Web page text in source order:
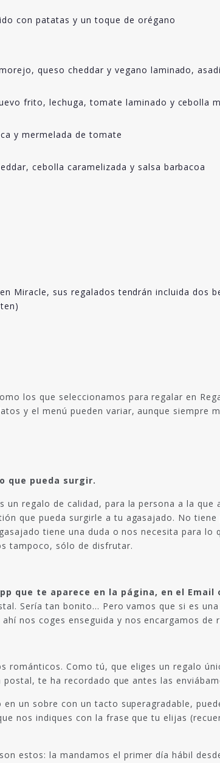
con patatas y un toque de orégano
queso cheddar y vegano laminado,
frito, lechuga, tomate laminado y cebolla
y mermelada de tomate
cebolla caramelizada y salsa barbacoa
Miracle, sus regalados tendrán incluida dos
los que seleccionamos para regalar en
y el menú pueden variar, aunque siempre
que pueda surgir.
un regalo de calidad, para la persona a la
que pueda surgirle a tu agasajado. No
tiene una duda o nos necesita para
tampoco, sólo de disfrutar.
que te aparece en la página, en el Email
Sería tan bonito… Pero vamos que si es
nos coges enseguida y nos encargamos
románticos. Como tú, que eliges un regalo
te ha recordado que antes las
un sobre con un tacto superagradable,
nos indiques con la frase que tu elijas
estos: la mandamos el primer día hábil